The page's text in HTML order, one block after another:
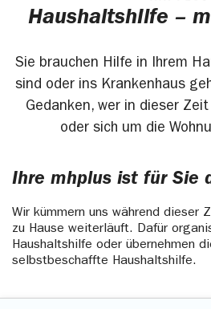
Haushaltshilfe –
Sie brauchen Hilfe in Ihrem
sind oder ins Krankenhaus
Gedanken, wer in dieser
oder sich um die
Ihre mhplus ist für Sie
Wir kümmern uns während dieser
zu Hause weiterläuft. Dafür
Haushaltshilfe oder übernehmen
selbstbeschaffte Haushaltshilfe.